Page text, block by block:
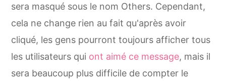
sera masqué sous le nom Others. Cependant,
cela ne change rien au fait qu'après avoir
cliqué, les gens pourront toujours afficher tous
les utilisateurs qui ont aimé ce message, mais il
sera beaucoup plus difficile de compter le